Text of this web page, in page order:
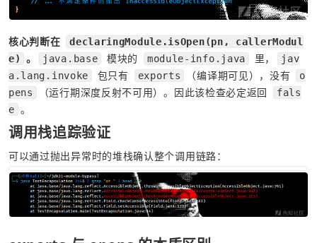
核心判断在
declaringModule.isOpen(pn, callerModul
e)
。 java.base 模块的 module-info.java 里，
jav
a.lang.invoke
包只有 exports （编译期可见），没有
o
pens
（运行期深度反射不可用）。因此该检查必定返回
fals
e 。
调用栈追踪验证
可以通过抛出异常时的堆栈确认整个调用链路：